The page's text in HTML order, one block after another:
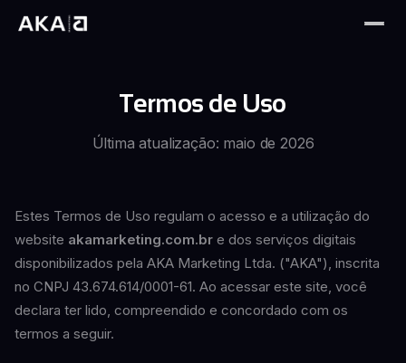
Termos de Uso
Última atualização: maio de 2026
Estes Termos de Uso regulam o acesso e a utilização do
website akamarketing.com.br e dos serviços digitais
disponibilizados pela AKA Marketing Ltda. ("AKA"), inscrita
no CNPJ 43.674.614/0001-61. Ao acessar este site, você
declara ter lido, compreendido e concordado com os
termos a seguir.